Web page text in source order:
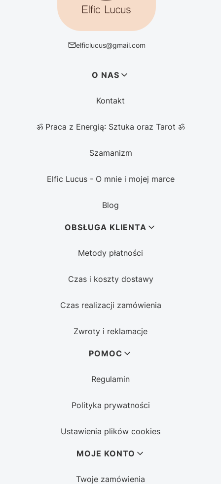
elficlucus@gmail.com
O NAS
Kontakt
ॐ Praca z Energią: Sztuka oraz Tarot ॐ
Szamanizm
Elfic Lucus - O mnie i mojej marce
Blog
OBSŁUGA KLIENTA
Metody płatności
Czas i koszty dostawy
Czas realizacji zamówienia
Zwroty i reklamacje
POMOC
Regulamin
Polityka prywatności
Ustawienia plików cookies
MOJE KONTO
Twoje zamówienia